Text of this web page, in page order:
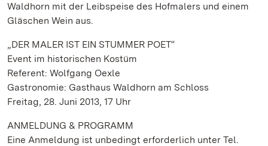
Waldhorn mit der Leibspeise des Hofmalers und einem
Gläschen Wein aus.
„DER MALER IST EIN STUMMER POET“
Event im historischen Kostüm
Referent: Wolfgang Oexle
Gastronomie: Gasthaus Waldhorn am Schloss
Freitag, 28. Juni 2013, 17 Uhr
ANMELDUNG & PROGRAMM
Eine Anmeldung ist unbedingt erforderlich unter Tel.